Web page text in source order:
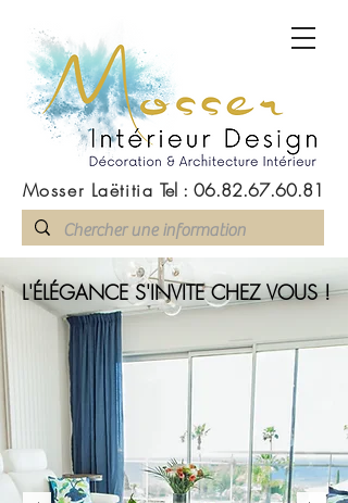
Mosser Laëtitia Tel : 06.82.67.60.81
L'ÉLÉGANCE S'INVITE CHEZ VOUS !
L'ÉLÉGANCE S'INVITE CHEZ VOUS !